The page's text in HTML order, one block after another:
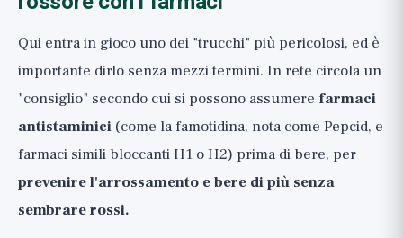
Qui entra in gioco uno dei "trucchi" più pericolosi, ed è
importante dirlo senza mezzi termini. In rete circola un
"consiglio" secondo cui si possono assumere farmaci
antistaminici (come la famotidina, nota come Pepcid, e
farmaci simili bloccanti H1 o H2) prima di bere, per
prevenire l'arrossamento e bere di più senza
sembrare rossi.